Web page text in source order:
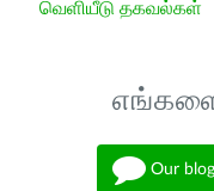
வெளியீடு தகவல்கள்
Our blog